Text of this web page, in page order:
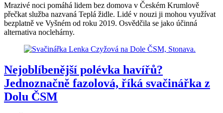
Mrazivé noci pomáhá lidem bez domova v Českém Krumlově
přečkat služba nazvaná Teplá židle. Lidé v nouzi ji mohou využívat
bezplatně ve Vyšném od roku 2019. Osvědčila se jako účinná
alternativa noclehárny.
Nejoblíbenější polévka havířů?
Jednoznačně fazolová, říká svačinářka z
Dolu ČSM